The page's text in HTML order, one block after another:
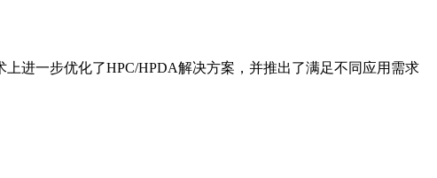
进一步优化了HPC/HPDA解决方案，并推出了满足不同应用需求